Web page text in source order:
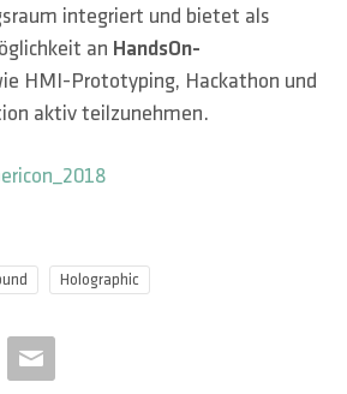
integriert und bietet als
an HandsOn-
HMI-Prototyping, Hackathon und
aktiv teilzunehmen.
Holographic